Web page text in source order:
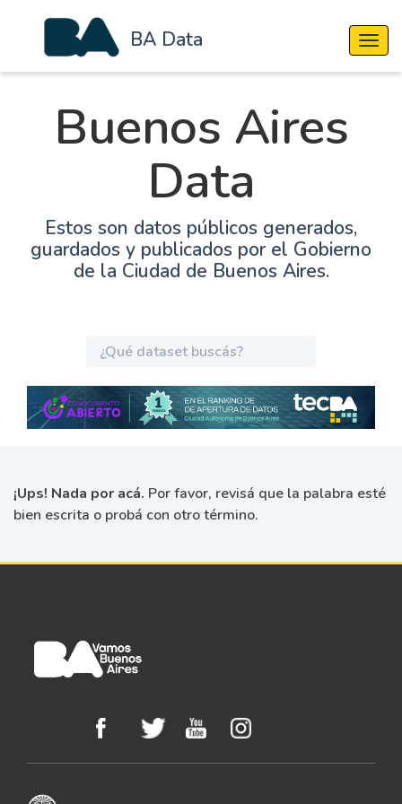
BA Data
Buenos Aires
Data
Estos son datos públicos generados,
guardados y publicados por el Gobierno
de la Ciudad de Buenos Aires.
¡Ups! Nada por acá. Por favor, revisá que la palabra esté
bien escrita o probá con otro término.